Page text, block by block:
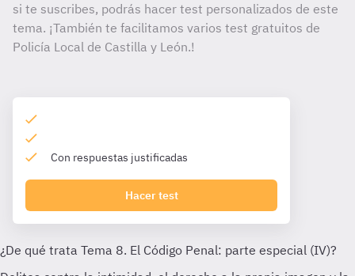
si te suscribes, podrás hacer test personalizados de este
tema. ¡También te facilitamos varios test gratuitos de
Policía Local de Castilla y León.!
Con respuestas justificadas
Hacer test